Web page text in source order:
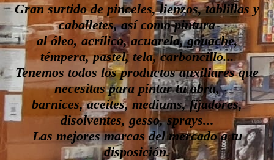
Gran surtido de pinceles, lienzos, tablillas y
caballetes, así como pintura
al óleo, acrílico, acuarela, gouache,
témpera, pastel, tela, carboncillo...
Tenemos todos los productos auxiliares que
necesitas para pintar tu obra,
barnices, aceites, mediums, fijadores,
disolventes, gesso, sprays...
Las mejores marcas del mercado a tu
disposición.